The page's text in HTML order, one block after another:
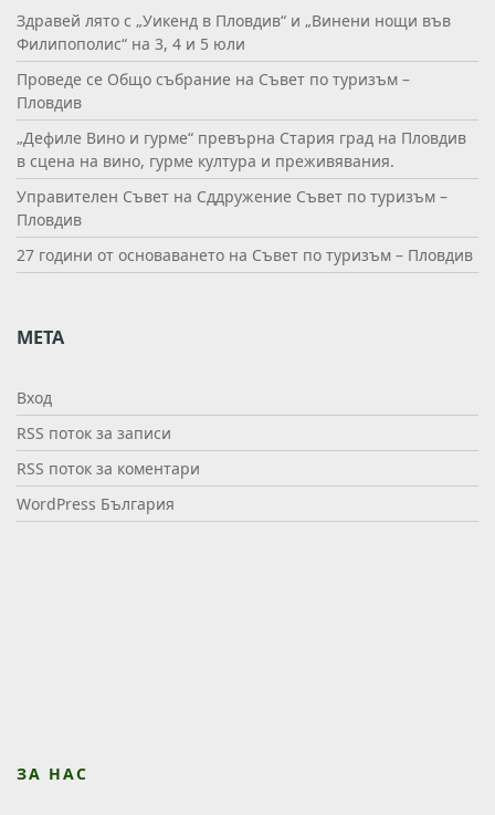
Здравей лято с „Уикенд в Пловдив“ и „Винени нощи във
Филипополис“ на 3, 4 и 5 юли
Проведе се Общо събрание на Съвет по туризъм –
Пловдив
„Дефиле Вино и гурме“ превърна Стария град на Пловдив
в сцена на вино, гурме култура и преживявания.
Управителен Съвет на Сддружение Съвет по туризъм –
Пловдив
27 години от основаването на Съвет по туризъм – Пловдив
МЕТА
Вход
RSS поток за записи
RSS поток за коментари
WordPress България
ЗА НАС